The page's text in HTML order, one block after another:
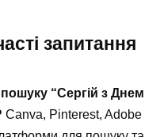
запитання
“Сергій з Днем
Canva, Pinterest, Adobe